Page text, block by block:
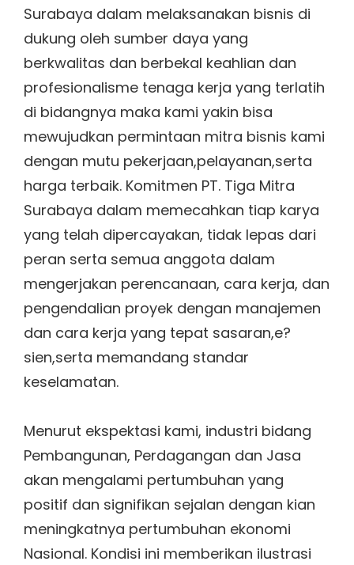
Surabaya dalam melaksanakan bisnis di
dukung oleh sumber daya yang
berkwalitas dan berbekal keahlian dan
profesionalisme tenaga kerja yang terlatih
di bidangnya maka kami yakin bisa
mewujudkan permintaan mitra bisnis kami
dengan mutu pekerjaan,pelayanan,serta
harga terbaik. Komitmen PT. Tiga Mitra
Surabaya dalam memecahkan tiap karya
yang telah dipercayakan, tidak lepas dari
peran serta semua anggota dalam
mengerjakan perencanaan, cara kerja, dan
pengendalian proyek dengan manajemen
dan cara kerja yang tepat sasaran,e?
sien,serta memandang standar
keselamatan.
Menurut ekspektasi kami, industri bidang
Pembangunan, Perdagangan dan Jasa
akan mengalami pertumbuhan yang
positif dan signifikan sejalan dengan kian
meningkatnya pertumbuhan ekonomi
Nasional. Kondisi ini memberikan ilustrasi